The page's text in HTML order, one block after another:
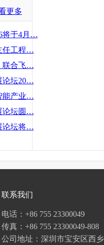
更多
将于4月…
任工程…
联合飞…
论坛20…
能产业…
论坛圆…
论坛将…
联系我们
电话：+86 755 23300049
传真：+86 755 23300049-808
公司地址：深圳市宝安区西